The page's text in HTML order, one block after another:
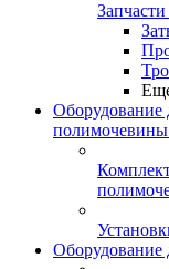
полимочевины
Оборудование